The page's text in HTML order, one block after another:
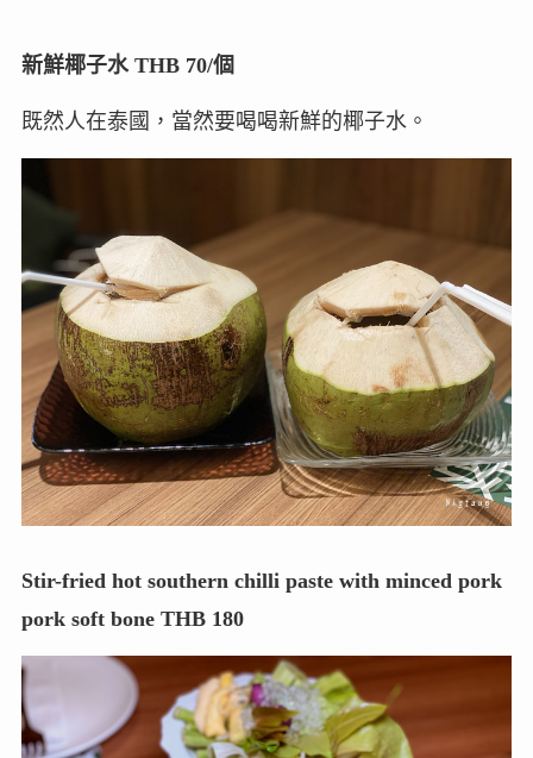
新鮮椰子水 THB 70/個
既然人在泰國，當然要喝喝新鮮的椰子水。
Stir-fried hot southern chilli paste with minced pork
pork soft bone THB 180